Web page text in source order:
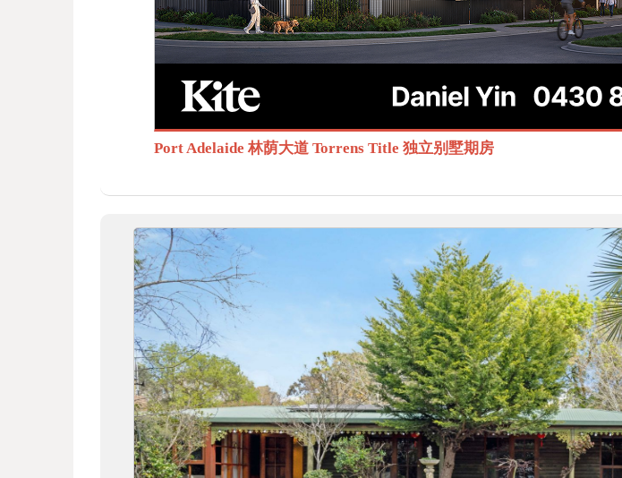
Port Adelaide 林荫大道 Torrens Title 独立别墅期房